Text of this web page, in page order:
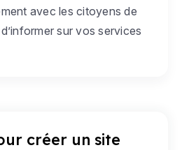
avec les citoyens de
sur vos services
créer un site